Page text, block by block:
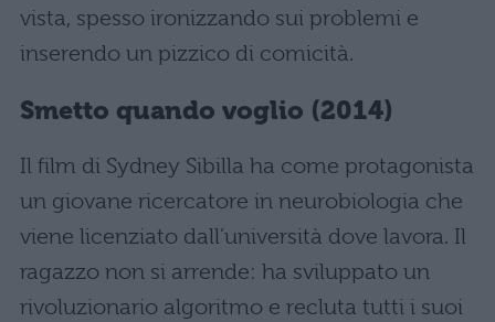
vista, spesso ironizzando sui problemi e
inserendo un pizzico di comicità.
Smetto quando voglio (2014)
Il film di Sydney Sibilla ha come protagonista
un giovane ricercatore in neurobiologia che
viene licenziato dall’università dove lavora. Il
ragazzo non si arrende: ha sviluppato un
rivoluzionario algoritmo e recluta tutti i suoi